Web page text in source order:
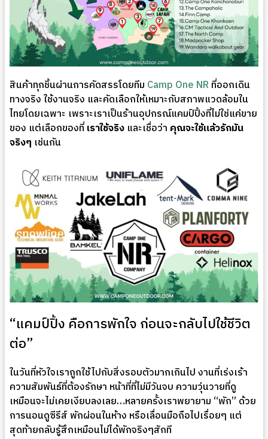
สินค้าทุกชิ้นผ่านการคัดสรรโดยทีม Camp One NR ที่ออกเดิน
ทางจริง ใช้งานจริง และคัดเลือกให้เหมาะกับสภาพแวดล้อมใน
ไทยโดยเฉพาะ เพราะเราเป็นร้านอุปกรณ์แคมป์ปิ้งที่ไม่ใช่แค่ขาย
ของ แต่เลือกของที่เราใช้จริง และเชื่อว่า คุณจะใช้แล้วรักมัน
จริงๆ เช่นกัน
“แคมป์ปิ้ง คือการพักใจ ก่อนจะกลับไปใช้ชีวิต
ต่อ”
ในวันที่หัวใจเราถูกใช้ไปกับสิ่งรอบตัวมากเกินไป งานที่เร่งเร้า
ความสัมพันธ์ที่ต้องรักษา หน้าที่ที่ไม่มีวันจบ ความวุ่นวายที่ดู
เหมือนจะไม่เคยเงียบลงเลย…หลายครั้งเราพยายาม “พัก” ด้วย
การนอนดูซีรีส์ พักผ่อนในห้าง หรือเลื่อนมือถือไปเรื่อยๆ แต่
สุดท้ายกลับรู้สึกเหมือนไม่ได้พักจริงๆสักที